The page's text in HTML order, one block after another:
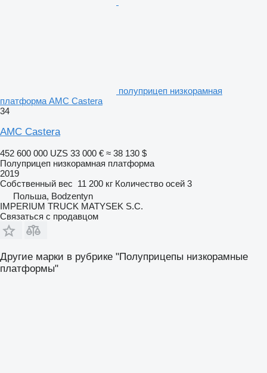
полуприцеп низкорамная
платформа AMC Castera
34
AMC Castera
452 600 000 UZS 33 000 € ≈ 38 130 $
Полуприцеп низкорамная платформа
2019
Собственный вес 11 200 кг Количество осей 3
Польша, Bodzentyn
IMPERIUM TRUCK MATYSEK S.C.
Связаться с продавцом
Другие марки в рубрике "Полуприцепы низкорамные
платформы"